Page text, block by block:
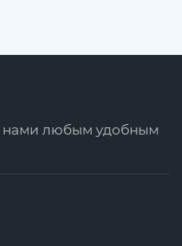
нами любым удобным